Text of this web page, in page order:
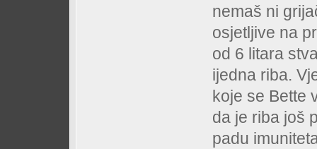
nemaš ni
osjetljive na
od 6 litara
ijedna riba.
koje se Bette
da je riba još
padu